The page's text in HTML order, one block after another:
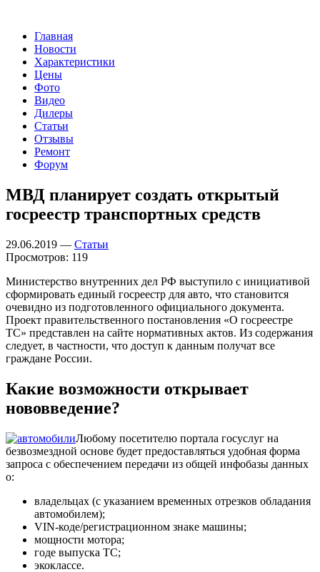
Главная
Новости
Характеристики
Цены
Фото
Видео
Дилеры
Статьи
Отзывы
Ремонт
Форум
МВД планирует создать открытый
госреестр транспортных средств
29.06.2019 — Статьи
Просмотров: 119
Министерство внутренних дел РФ выступило с инициативой
сформировать единый госреестр для авто, что становится
очевидно из подготовленного официального документа.
Проект правительственного постановления «О госреестре
ТС» представлен на сайте нормативных актов. Из содержания
следует, в частности, что доступ к данным получат все
граждане России.
Какие возможности открывает
нововведение?
Любому посетителю портала госуслуг на
безвозмездной основе будет предоставляться удобная форма
запроса с обеспечением передачи из общей инфобазы данных
о:
владельцах (с указанием временных отрезков обладания
автомобилем);
VIN-коде/регистрационном знаке машины;
мощности мотора;
годе выпуска ТС;
экоклассе.